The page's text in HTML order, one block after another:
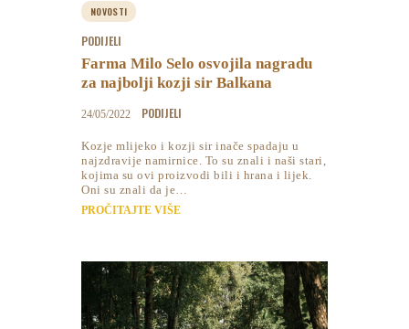
NOVOSTI
PODIJELI
Farma Milo Selo osvojila nagradu
za najbolji kozji sir Balkana
24/05/2022 PODIJELI
Kozje mlijeko i kozji sir inače spadaju u
najzdravije namirnice. To su znali i naši stari,
kojima su ovi proizvodi bili i hrana i lijek.
Oni su znali da je…
PROČITAJTE VIŠE